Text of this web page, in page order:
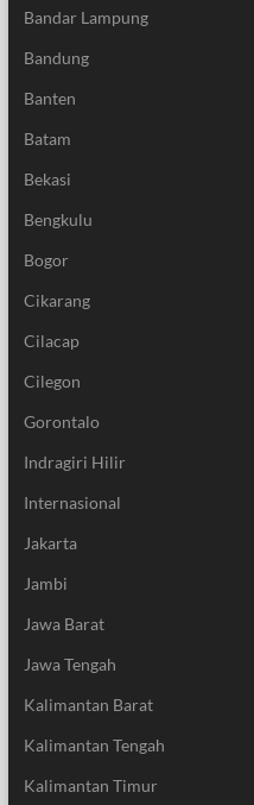
Bandar Lampung
Bandung
Banten
Batam
Bekasi
Bengkulu
Bogor
Cikarang
Cilacap
Cilegon
Gorontalo
Indragiri Hilir
Internasional
Jakarta
Jambi
Jawa Barat
Jawa Tengah
Kalimantan Barat
Kalimantan Tengah
Kalimantan Timur